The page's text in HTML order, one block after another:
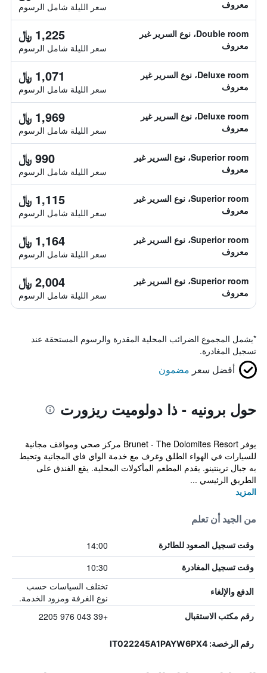
معروف
سعر الليلة شامل الرسوم
Double room، نوع السرير غير
معروف
1,225 ﷼
سعر الليلة شامل الرسوم
Deluxe room، نوع السرير غير
معروف
1,071 ﷼
سعر الليلة شامل الرسوم
Deluxe room، نوع السرير غير
معروف
1,969 ﷼
سعر الليلة شامل الرسوم
Superior room، نوع السرير غير
معروف
990 ﷼
سعر الليلة شامل الرسوم
Superior room، نوع السرير غير
معروف
1,115 ﷼
سعر الليلة شامل الرسوم
Superior room، نوع السرير غير
معروف
1,164 ﷼
سعر الليلة شامل الرسوم
Superior room، نوع السرير غير
معروف
2,004 ﷼
سعر الليلة شامل الرسوم
*يشمل المجموع الضرائب المحلية المقدرة والرسوم المستحقة عند
تسجيل المغادرة.
أفضل سعر مضمون
حول برونيه - ذا دولوميت ريزورت
يوفر Brunet - The Dolomites Resort مركز صحي ومواقف مجانية
للسيارات في الهواء الطلق وغرف مع خدمة الواي فاي المجانية وتحيط
به جبال ترينتينو. يقدم المطعم المأكولات المحلية. يقع الفندق على
الطريق الرئيسي ...
المزيد
من الجيد أن تعلم
وقت تسجيل الصعود للطائرة 14:00
وقت تسجيل المغادرة 10:30
الدفع والإلغاء
تختلف السياسات حسب
نوع الغرفة ومزود الخدمة.
رقم مكتب الاستقبال +39 043 976 2205
رقم الرخصة: IT022245A1PAYW6PX4